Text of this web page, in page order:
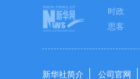
时政
思客
新华社简介 公司官网